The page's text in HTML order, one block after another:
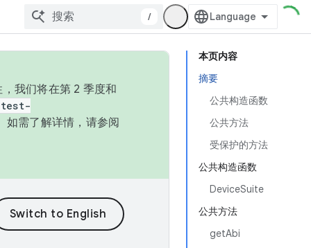
/
本页内容
摘要
公共构造函数
公共方法
受保护的方法
公共构造函数
DeviceSuite
公共方法
getAbi
我们将在第 2 季度和
如需了解详情，请参阅